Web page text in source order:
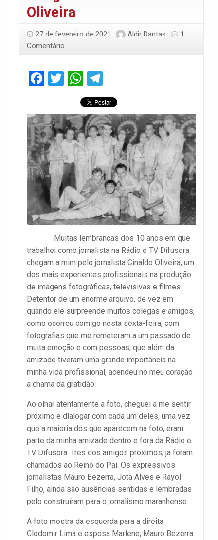
Oliveira
27 de fevereiro de 2021 Aldir Dantas
1
Comentário
Facebook
TwitterWhatsApp
Muitas lembranças dos 10 anos em que
trabalhei como jornalista na Rádio e TV Difusora
chegam a mim pelo jornalista Cinaldo Oliveira, um
dos mais experientes profissionais na produção
de imagens fotográficas, televisivas e filmes.
Detentor de um enorme arquivo, de vez em
quando ele surpreende muitos colegas e amigos,
como ocorreu comigo nesta sexta-feira, com
fotografias que me remeteram a um passado de
muita emoção e com pessoas, que além da
amizade tiveram uma grande importância na
minha vida profissional, acendeu no meu coração
a chama da gratidão.
Ao olhar atentamente a foto, cheguei a me sentir
próximo e dialogar com cada um deles, uma vez
que a maioria dos que aparecem na foto, eram
parte da minha amizade dentro e fora da Rádio e
TV Difusora. Três dos amigos próximos, já foram
chamados ao Reino do Pai. Os expressivos
jornalistas Mauro Bezerra, Jota Alves e Rayol
Filho, ainda são ausências sentidas e lembradas
pelo construíram para o jornalismo maranhense.
A foto mostra da esquerda para a direita:
Clodomir Lima e esposa Marlene; Mauro Bezerra